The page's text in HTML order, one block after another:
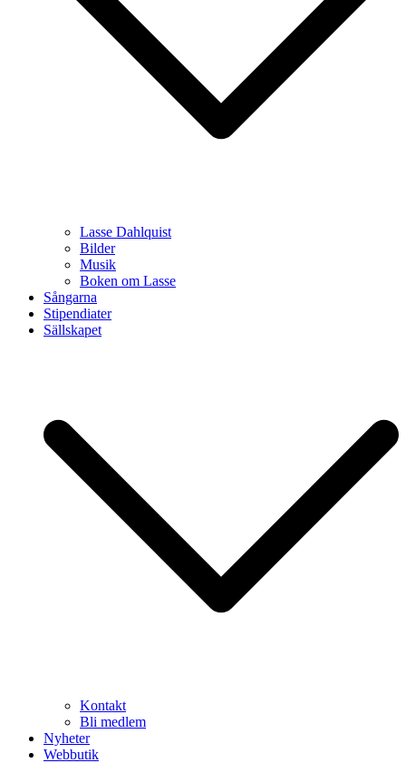
Lasse Dahlquist
Bilder
Musik
Boken om Lasse
Sångarna
Stipendiater
Sällskapet
Kontakt
Bli medlem
Nyheter
Webbutik